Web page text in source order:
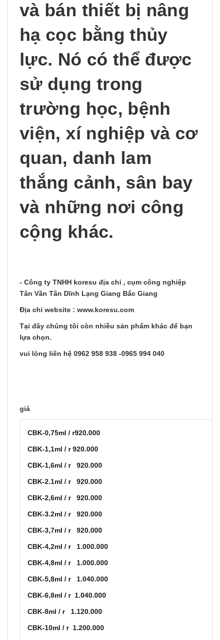
và bán thiết bị nâng
hạ cọc bằng thủy
lực. Nó có thể được
sử dụng trong
trường học, bệnh
viện, xí nghiệp và cơ
quan, danh lam
thắng cảnh, sân bay
và những nơi công
cộng khác.
- Công ty TNHH koresu địa chỉ , cụm công nghiệp
Tân Văn Tân Dĩnh Lạng Giang Bắc Giang
Địa chỉ website : www.koresu.com
Tại đây chúng tôi còn nhiều sản phẩm khác để bạn
lựa chọn.
vui lòng liên hệ 0962 958 938 -0965 994 040
giá
CBK-0,75ml / r920.000
CBK-1,1ml / r 920.000
CBK-1,6ml / r 920.000
CBK-2.1ml / r 920.000
CBK-2,6ml / r 920.000
CBK-3.2ml / r 920.000
CBK-3,7ml / r 920.000
CBK-4,2ml / r 1.000.000
CBK-4,8ml / r 1.000.000
CBK-5,8ml / r 1.040.000
CBK-6,8ml / r 1.040.000
CBK-8ml / r 1.120.000
CBK-10ml / r 1.200.000